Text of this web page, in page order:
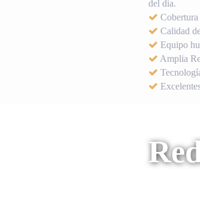
del día.
Calidad
Equipo
Amplia